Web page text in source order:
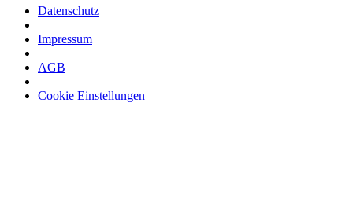
Datenschutz
|
Impressum
|
AGB
|
Cookie Einstellungen